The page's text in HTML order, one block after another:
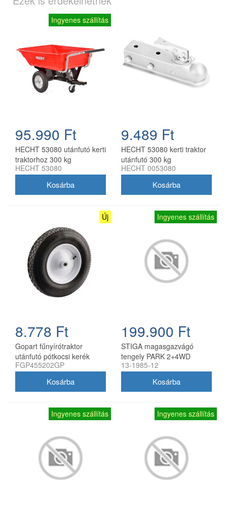
Ingyenes szállítás
95.990 Ft
HECHT 53080 utánfutó kerti
traktorhoz 300 kg
teherbírással
HECHT 53080
9.489 Ft
HECHT 53080 kerti traktor
utánfutó 300 kg
teherbírással
HECHT 0053080
Új
8.778 Ft
Gopart fűnyírótraktor
utánfutó pótkocsi kerék
4.80/4.00-8, 8 col, 16 mm
FGP455202GP
Ingyenes szállítás
199.900 Ft
STIGA magasgazvágó
tengely PARK 2+4WD
frontkaszás fűnyíró
13-1985-12
Ingyenes szállítás Ingyenes szállítás